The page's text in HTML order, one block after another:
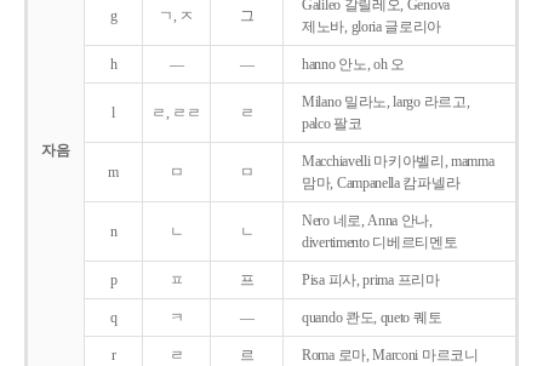
자음
g ㄱ, ㅈ 그
Galileo 갈릴레오, Genova
제노바, gloria 글로리아
h ― ― hanno 안노, oh 오
l ㄹ, ㄹㄹ ㄹ
Milano 밀라노, largo 라르고,
palco 팔코
m ㅁ ㅁ
Macchiavelli 마키아벨리, mamma
맘마, Campanella 캄파넬라
n ㄴ ㄴ
Nero 네로, Anna 안나,
divertimento 디베르티멘토
p ㅍ 프 Pisa 피사, prima 프리마
q ㅋ ― quando 콴도, queto 퀘토
r ㄹ 르 Roma 로마, Marconi 마르코니